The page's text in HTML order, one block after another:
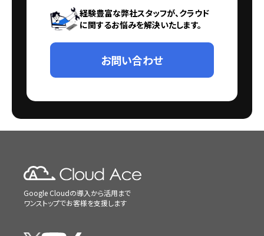
経験豊富な弊社スタッフが、クラウド
に関するお悩みを解決いたします。
お問い合わせ
Google Cloudの導入から活用まで
ワンストップでお客様を支援します